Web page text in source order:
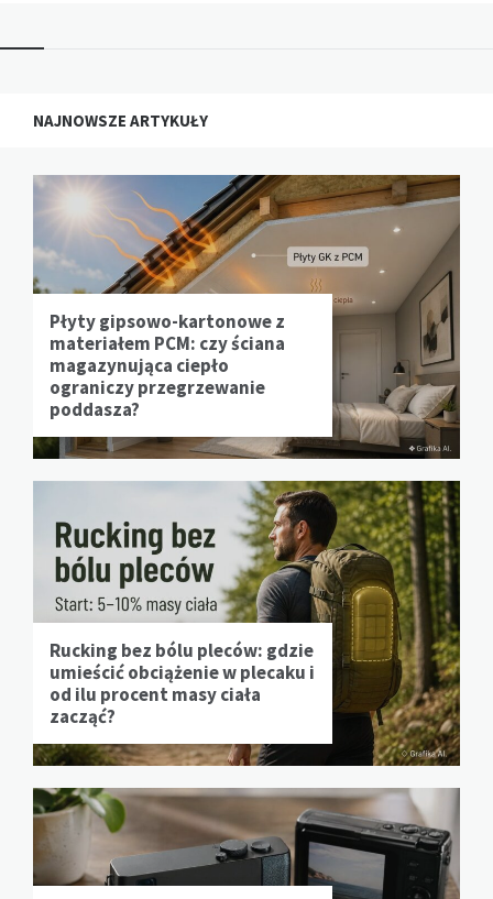
NAJNOWSZE ARTYKUŁY
Płyty gipsowo-kartonowe z
materiałem PCM: czy ściana
magazynująca ciepło
ograniczy przegrzewanie
poddasza?
Rucking bez bólu pleców: gdzie
umieścić obciążenie w plecaku i
od ilu procent masy ciała
zacząć?